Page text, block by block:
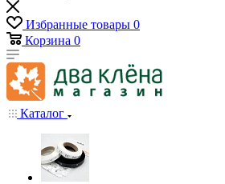
Избранные товары 0
Корзина 0
Каталог